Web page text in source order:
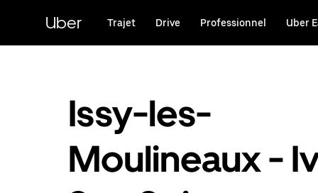
principal
Uber Trajet Drive Professionnel Uber
Issy-les-
Moulineaux -